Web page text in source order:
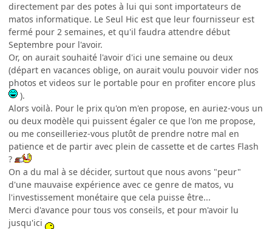
directement par des potes à lui qui sont importateurs de
matos informatique. Le Seul Hic est que leur fournisseur est
fermé pour 2 semaines, et qu'il faudra attendre début
Septembre pour l'avoir.
Or, on aurait souhaité l'avoir d'ici une semaine ou deux
(départ en vacances oblige, on aurait voulu pouvoir vider nos
photos et videos sur le portable pour en profiter encore plus
).
Alors voilà. Pour le prix qu'on m'en propose, en auriez-vous un
ou deux modèle qui puissent égaler ce que l'on me propose,
ou me conseilleriez-vous plutôt de prendre notre mal en
patience et de partir avec plein de cassette et de cartes Flash
?
On a du mal à se décider, surtout que nous avons "peur"
d'une mauvaise expérience avec ce genre de matos, vu
l'investissement monétaire que cela puisse être...
Merci d'avance pour tous vos conseils, et pour m'avoir lu
jusqu'ici